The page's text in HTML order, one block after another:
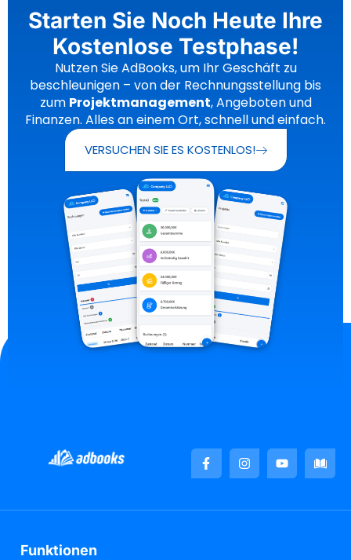
Starten Sie Noch Heute Ihre
Kostenlose Testphase!
Nutzen Sie AdBooks, um Ihr Geschäft zu
beschleunigen – von der Rechnungsstellung bis
zum Projektmanagement, Angeboten und
Finanzen. Alles an einem Ort, schnell und einfach.
VERSUCHEN SIE ES KOSTENLOS!
Funktionen